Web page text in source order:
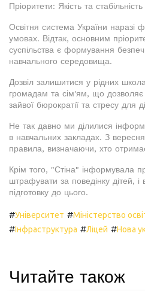
Пріоритети: Якість та стабільність
Освітня система України наразі
умовах. Відтак, основним
суспільства є формування
навчального середовища.
Дозвіл залишитися у рідних
громадам та сім'ям, що дозволяє
зайвої бюрократії та стресу для
Не так давно ми ділилися
в навчальних закладах. З
правила, визначаючи, хто
Крім того, "Стіна" інформувала
штрафувати за поведінку дітей,
підготовку до цього.
#Університет #Міністерство
#Інфраструктура #Ліцей #Нова
Читайте також